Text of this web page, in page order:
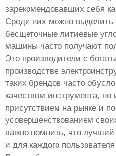
зарекомендовавших себя
Среди них можно выделить
бесщеточные литиевые
машины часто получают
Это производители с
производстве
таких брендов часто
качеством инструмента, но
присутствием на рынке и
усовершенствованием
важно помнить, что лучший
и для каждого